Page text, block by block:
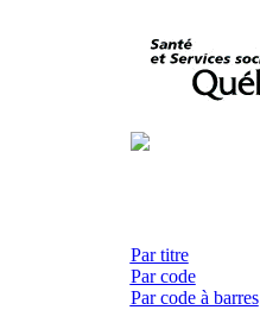
Par titre
Par code
Par code à barres